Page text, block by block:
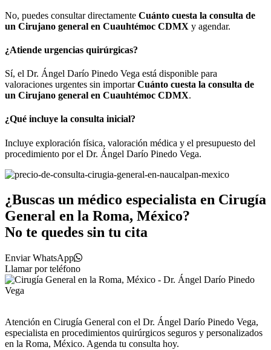
No, puedes consultar directamente Cuánto cuesta la consulta de
un Cirujano general en Cuauhtémoc CDMX y agendar.
¿Atiende urgencias quirúrgicas?
Sí, el Dr. Ángel Darío Pinedo Vega está disponible para
valoraciones urgentes sin importarCuánto cuesta la consulta de
un Cirujano general en Cuauhtémoc CDMX.
¿Qué incluye la consulta inicial?
Incluye exploración física, valoración médica y el presupuesto del
procedimiento por el Dr. Ángel Darío Pinedo Vega.
¿Buscas un médico especialista en Cirugía
General en la Roma, México?
No te quedes sin tu cita
Enviar WhatsApp
Llamar por teléfono
Atención en Cirugía General con el Dr. Ángel Darío Pinedo Vega,
especialista en procedimientos quirúrgicos seguros y personalizados
en la Roma, México. Agenda tu consulta hoy.